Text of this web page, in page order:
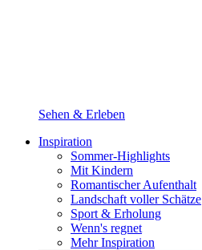
Sehen & Erleben
Inspiration
Sommer-Highlights
Mit Kindern
Romantischer Aufenthalt
Landschaft voller Schätze
Sport & Erholung
Wenn's regnet
Mehr Inspiration